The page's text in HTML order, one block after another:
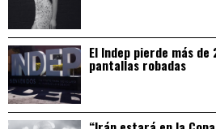
El Indep pierde más
pantallas robadas